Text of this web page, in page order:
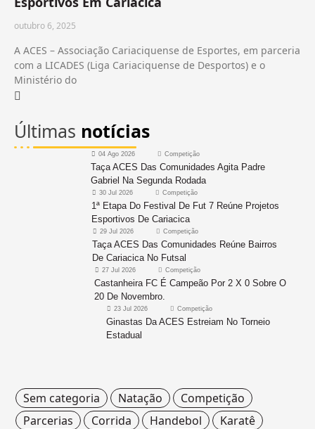
outubro 6, 2025
A ACES – Associação Cariaciquense de Esportes, em parceria
com a LICADES (Liga Cariaciquense de Desportos) e o
Ministério do
Últimas notícias
04 Ago 2026 Competição
Taça ACES Das Comunidades Agita Padre
Gabriel Na Segunda Rodada
30 Jul 2026 Competição
1ª Etapa Do Festival De Fut 7 Reúne Projetos
Esportivos De Cariacica
29 Jul 2026 Competição
Taça ACES Das Comunidades Reúne Bairros
De Cariacica No Futsal
27 Jul 2026 Competição
Castanheira FC É Campeão Por 2 X 0 Sobre O
20 De Novembro.
23 Jul 2026 Competição
Ginastas Da ACES Estreiam No Torneio
Estadual
Sem categoria Natação
Competição
Parcerias
Corrida Handebol
Karatê